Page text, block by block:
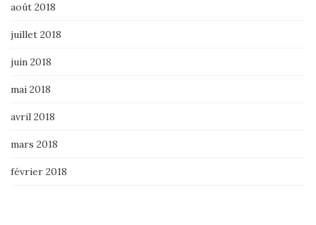
août 2018
juillet 2018
juin 2018
mai 2018
avril 2018
mars 2018
février 2018